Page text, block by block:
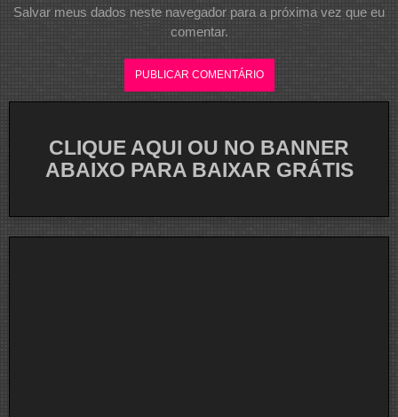
Salvar meus dados neste navegador para a próxima vez que eu
comentar.
CLIQUE AQUI OU NO BANNER
ABAIXO PARA BAIXAR GRÁTIS